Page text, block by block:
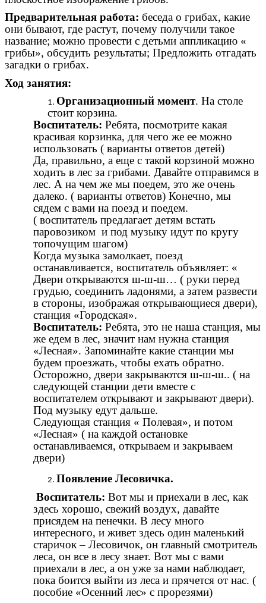
Предварительная работа: беседа о грибах, какие
они бывают, где растут, почему получили такое
название; можно провести с детьми аппликацию «
грибы», обсудить результаты; Предложить отгадать
загадки о грибах.
Ход занятия:
Организационный момент. На столе
стоит корзина.
Воспитатель: Ребята, посмотрите какая
красивая корзинка, для чего же ее можно
использовать ( варианты ответов детей)
Да, правильно, а еще с такой корзиной можно
ходить в лес за грибами. Давайте отправимся в
лес. А на чем же мы поедем, это же очень
далеко. ( варианты ответов) Конечно, мы
сядем с вами на поезд и поедем.
( воспитатель предлагает детям встать
паровозиком и под музыку идут по кругу
топочущим шагом)
Когда музыка замолкает, поезд
останавливается, воспитатель объявляет: «
Двери открываются ш-ш-ш… ( руки перед
грудью, соединить ладонями, а затем развести
в стороны, изображая открывающиеся двери),
станция «Городская».
Воспитатель: Ребята, это не наша станция, мы
же едем в лес, значит нам нужна станция
«Лесная». Запоминайте какие станции мы
будем проезжать, чтобы ехать обратно.
Осторожно, двери закрываются ш-ш-ш.. ( на
следующей станции дети вместе с
воспитателем открывают и закрывают двери).
Под музыку едут дальше.
Следующая станция « Полевая», и потом
«Лесная» ( на каждой остановке
останавливаемся, открываем и закрываем
двери)
Появление Лесовичка.
Воспитатель: Вот мы и приехали в лес, как
здесь хорошо, свежий воздух, давайте
присядем на пенечки. В лесу много
интересного, и живет здесь один маленький
старичок – Лесовичок, он главный смотритель
леса, он все в лесу знает. Вот мы с вами
приехали в лес, а он уже за нами наблюдает,
пока боится выйти из леса и прячется от нас. (
пособие «Осенний лес» с прорезями)